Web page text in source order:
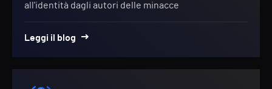
all'identità dagli autori delle minacce
Leggi il blog